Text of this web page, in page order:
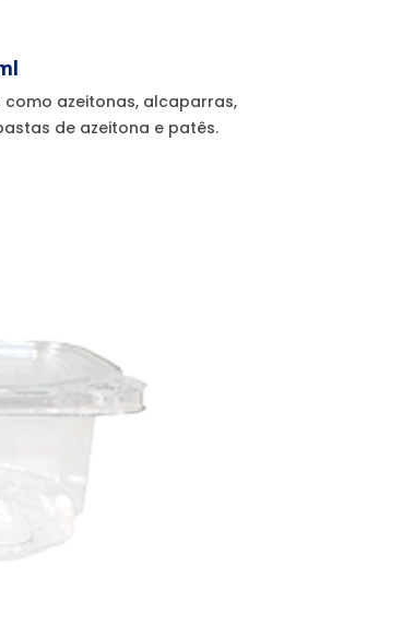
azeitonas, alcaparras,
de azeitona e patês.